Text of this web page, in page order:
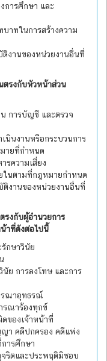
การศึกษา และ
าทในการสร้างความ
งานของหน่วยงานอื่นที่
ตรงกับหัวหน้าส่วน
น การบัญชี และตรวจ
นินงานหรือกระบวนการ
ายที่กำหนด
รความเสี่ยง
ในตามที่กฎหมายกำหนด
งานของหน่วยงานอื่นที่
งกับผู้อำนวยการ
าที่ดังต่อไปนี้
กษาวินัย
ย การลงโทษ และการ
รณาอุทธรณ์
รณาร้องทุกข์
ของเจ้าหน้าที่
า คดีปกครอง คดีแพ่ง
ารศึกษา
ริตและประพฤติมิชอบ